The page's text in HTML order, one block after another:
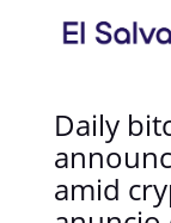
Daily
amid